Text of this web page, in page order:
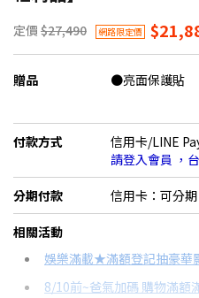
定價 $27,490 網路限定價
贈品 ●亮面保護貼
付款方式
信用卡/LINE
請登入會員 ，
分期付款 信用卡：可分
＊實際可分期數、適用利率，請
信用卡分期
分期數 每期
相關活動
娛樂滿載★滿額登記抽豪華
8/10前~爸氣加碼 購物滿額